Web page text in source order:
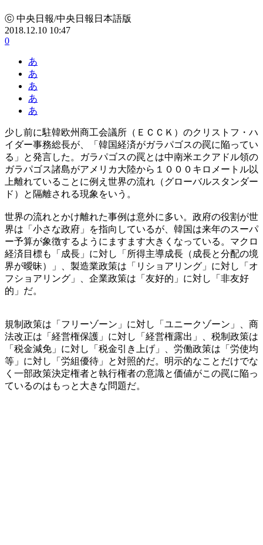
ⓒ 中央日報/中央日報日本語版
2018.12.10 10:47
0
あ
あ
あ
あ
あ
少し前に駐韓欧州商工会議所（ＥＣＣＫ）のクリストフ・ハ
イダー事務総長が、「韓国経済がガラパゴスの罠に陥ってい
る」と発言した。ガラパゴスの罠とは中南米エクアドル領の
ガラパゴス諸島がアメリカ大陸から１０００キロメートル以
上離れていることに例え世界の流れ（グローバルスタンダー
ド）と隔離される現象をいう。
世界の流れとかけ離れた事例は意外に多い。政府の役割が世
界は「小さな政府」を指向しているが、韓国は来年のスーパ
ー予算が象徴するようにますます大きくなっている。マクロ
経済目標も「成長」に対し「所得主導成長（成長と分配の境
界が曖昧）」、製造業政策は「リショアリング」に対し「オ
フショアリング」、企業政策は「友好的」に対し「非友好
的」だ。
規制政策は「フリーゾーン」に対し「ユニークゾーン」、商
法改正は「経営権保護」に対し「経営権露出」、税制政策は
「税金減免」に対し「税金引き上げ」、労働政策は「労使均
等」に対し「労組優待」と対照的だ。明示的なことだけでな
く一部政策決定権者と執行権者の意識と価値がこの罠に陥っ
ているのはもっと大きな問題だ。